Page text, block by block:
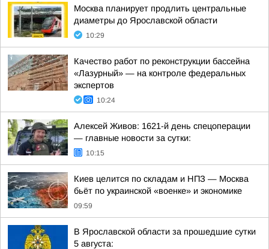
Москва планирует продлить центральные
диаметры до Ярославской области
10:29
Качество работ по реконструкции бассейна
«Лазурный» — на контроле федеральных
экспертов
10:24
Алексей Живов: 1621-й день спецоперации
— главные новости за сутки:
10:15
Киев целится по складам и НПЗ — Москва
бьёт по украинской «военке» и экономике
09:59
В Ярославской области за прошедшие сутки
5 августа: